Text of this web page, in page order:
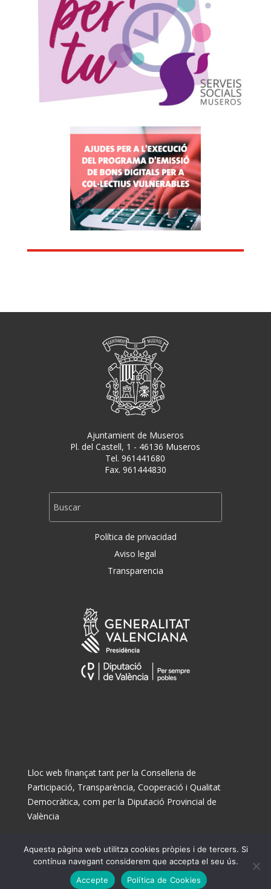
Ajuntamient de Museros
Pl. del Castell, 1 - 46136 Museros
Tel. 961441680
Fax. 961444830
Política de privacidad
Aviso legal
Transparencia
Lloc web finançat tant per la Conselleria de
Participació, Transparència, Cooperació i Qualitat
Democràtica, com per la Diputació Provincial de
València
© Ajuntament de Museros 2025
Aquesta pàgina web utilitza cookies pròpies i de tercers. Si
contínua navegant considerem que accepta el seu ús.
Accepte
Política de Cookies